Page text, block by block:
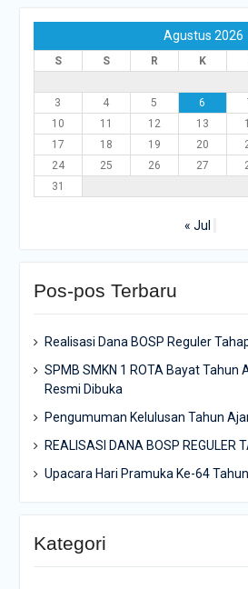
Agustus 2026
S S R K
3
4 5 6
10
11 12 13
17
18 19 20
24
25 26 27
31
« Jul
Pos-pos Terbaru
Realisasi Dana BOSP Reguler
SPMB SMKN 1 ROTA Bayat Tahun
Resmi Dibuka
Pengumuman Kelulusan Tahun
REALISASI DANA BOSP REGULER
Upacara Hari Pramuka Ke-64
Kategori